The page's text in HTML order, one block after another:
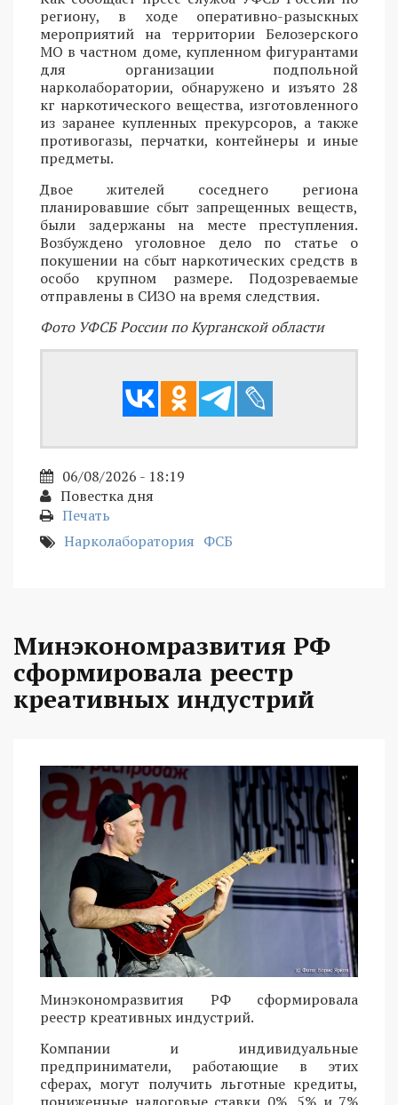
региону, в ходе оперативно-разыскных
мероприятий на территории Белозерского
МО в частном доме, купленном фигурантами
для организации подпольной
нарколаборатории, обнаружено и изъято 28
кг наркотического вещества, изготовленного
из заранее купленных прекурсоров, а также
противогазы, перчатки, контейнеры и иные
предметы.
Двое жителей соседнего региона
планировавшие сбыт запрещенных веществ,
были задержаны на месте преступления.
Возбуждено уголовное дело по статье о
покушении на сбыт наркотических средств в
особо крупном размере. Подозреваемые
отправлены в СИЗО на время следствия.
Фото УФСБ России по Курганской области
06/08/2026 - 18:19
Повестка дня
Печать
Нарколаборатория ФСБ
Минэкономразвития РФ
сформировала реестр
креативных индустрий
Минэкономразвития РФ сформировала
реестр креативных индустрий.
Компании и индивидуальные
предприниматели, работающие в этих
сферах, могут получить льготные кредиты,